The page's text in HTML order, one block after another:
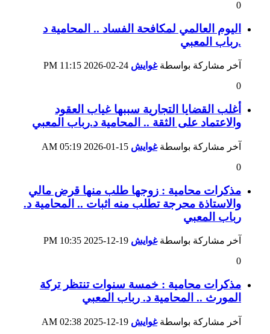
0
اليوم العالمي لمكافحة الفساد .. المحامية د
.رباب المعبي
آخر مشاركة بواسطةغوايش
11:15 PM
0
أغلب القضايا التجارية سببها غياب العقود
والاعتماد على الثقة .. المحامية د.رباب المعبي
آخر مشاركة بواسطةغوايش
05:19 AM
0
مذكرات محامية : زوجها طلب منها قرض مالي
والاستاذة محرجة تطلب منه اثبات .. المحامية د.
رباب المعبي
آخر مشاركة بواسطةغوايش
10:35 PM
0
مذكرات محامية : خمسة سنوات تنتظر تركة
المورث .. المحامية د. رباب المعبي
آخر مشاركة بواسطةغوايش
02:38 AM